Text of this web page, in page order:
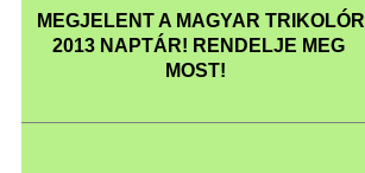
MEGJELENT A MAGYAR TRIKOLÓR
2013 NAPTÁR! RENDELJE MEG
MOST!